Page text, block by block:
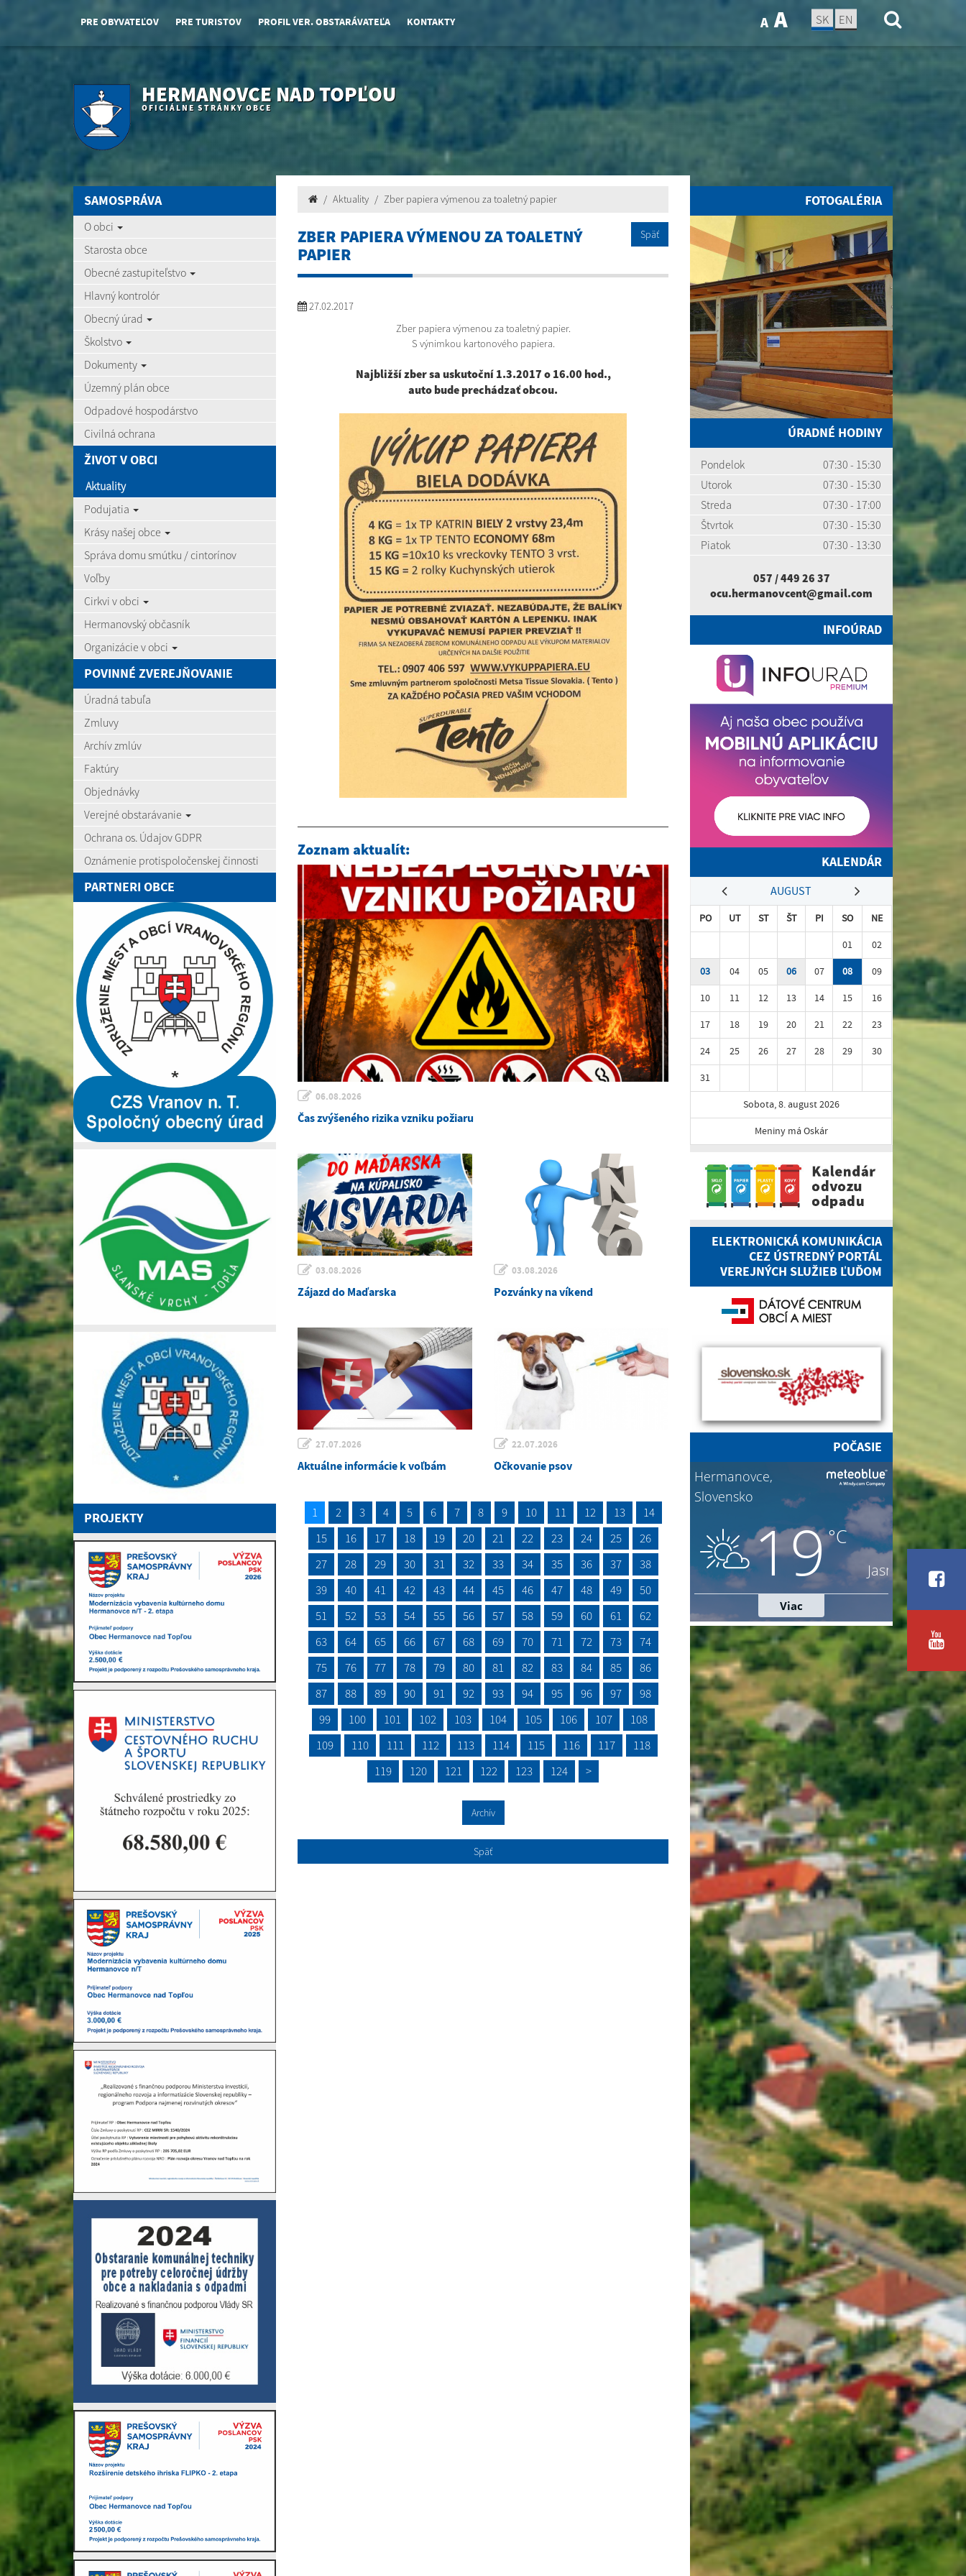
PRE OBYVATEĽOV PRE TURISTOV PROFIL VER. OBSTARÁVATEĽA KONTAKTY A A SK EN
HERMANOVCE NAD TOPĽOU
OFICIÁLNE STRÁNKY OBCE
SAMOSPRÁVA
O obci
Starosta obce
Obecné zastupiteľstvo
Hlavný kontrolór
Obecný úrad
Školstvo
Dokumenty
Územný plán obce
Odpadové hospodárstvo
Civilná ochrana
ŽIVOT V OBCI
Aktuality
Podujatia
Krásy našej obce
Správa domu smútku / cintorínov
Voľby
Cirkvi v obci
Hermanovský občasník
Organizácie v obci
POVINNÉ ZVEREJŇOVANIE
Úradná tabuľa
Zmluvy
Archív zmlúv
Faktúry
Objednávky
Verejné obstarávanie
Ochrana os. Údajov GDPR
Oznámenie protispoločenskej činnosti
PARTNERI OBCE
PROJEKTY
Aktuality Zber papiera výmenou za toaletný papier
ZBER PAPIERA VÝMENOU ZA TOALETNÝ
PAPIER
Späť
27.02.2017
Zber papiera výmenou za toaletný papier.
S výnimkou kartonového papiera.
Najbližší zber sa uskutoční 1.3.2017 o 16.00 hod.,
auto bude prechádzať obcou.
Zoznam aktualít:
06.08.2026
Čas zvýšeného rizika vzniku požiaru
03.08.2026
Zájazd do Maďarska
03.08.2026
Pozvánky na víkend
27.07.2026
Aktuálne informácie k voľbám
22.07.2026
Očkovanie psov
1 2 3 4 5 6 7 8 9 10 11 12 13
14
15
16 17 18 19 20 21 22 23 24 25
26
27
28 29 30 31 32 33 34 35 36 37
38
39
40 41 42 43 44 45 46 47 48 49
50
51
52 53 54 55 56 57 58 59 60 61
62
63
64 65 66 67 68 69 70 71 72 73
74
75
76 77 78 79 80 81 82 83 84 85
86
87
88 89 90 91 92 93 94 95 96 97
98
99
100 101 102 103 104 105 106 107
108
109
110 111 112 113 114 115 116 117
118
119
120 121 122 123 124 >
Archív
Späť
FOTOGALÉRIA
ÚRADNÉ HODINY
Pondelok
07:30 - 15:30
Utorok
07:30 - 15:30
Streda
07:30 - 17:00
Štvrtok
07:30 - 15:30
Piatok
07:30 - 13:30
057 / 449 26 37
ocu.hermanovcent@gmail.com
INFOÚRAD
KALENDÁR
AUGUST
PO UT ST ŠT PI SO
NE
01
02
03
04 05 06 07 08
09
10
11 12 13 14 15
16
17
18 19 20 21 22
23
24
25 26 27 28 29
30
31
Sobota, 8. august 2026
Meniny má Oskár
ELEKTRONICKÁ KOMUNIKÁCIA
CEZ ÚSTREDNÝ PORTÁL
VEREJNÝCH SLUŽIEB ĽUĎOM
POČASIE